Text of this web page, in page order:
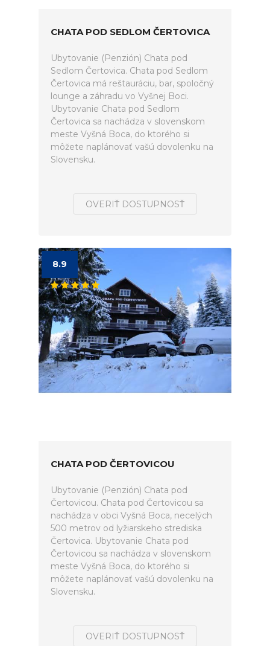
CHATA POD SEDLOM ČERTOVICA
Ubytovanie (Penzión) Chata pod
Sedlom Čertovica. Chata pod Sedlom
Čertovica má reštauráciu, bar, spoločný
lounge a záhradu vo Vyšnej Boci.
Ubytovanie Chata pod Sedlom
Čertovica sa nachádza v slovenskom
meste Vyšná Boca, do ktorého si
môžete naplánovať vašú dovolenku na
Slovensku.
OVERIŤ DOSTUPNOSŤ
8.9
CHATA POD ČERTOVICOU
Ubytovanie (Penzión) Chata pod
Čertovicou. Chata pod Čertovicou sa
nachádza v obci Vyšná Boca, necelých
500 metrov od lyžiarskeho strediska
Čertovica. Ubytovanie Chata pod
Čertovicou sa nachádza v slovenskom
meste Vyšná Boca, do ktorého si
môžete naplánovať vašú dovolenku na
Slovensku.
OVERIŤ DOSTUPNOSŤ